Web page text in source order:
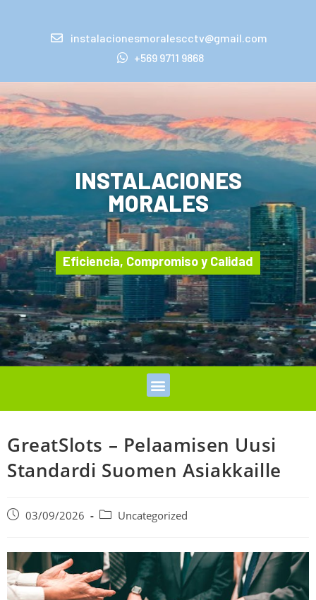
instalacionesmoralescctv@gmail.com
+569 9711 9868
INSTALACIONES
MORALES
Eficiencia, Compromiso y Calidad
GreatSlots – Pelaamisen Uusi
Standardi Suomen Asiakkaille
03/09/2026 Uncategorized